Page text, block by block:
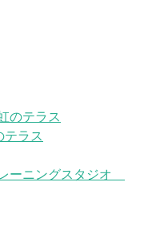
のテラス
ラス
ーニングスタジオ